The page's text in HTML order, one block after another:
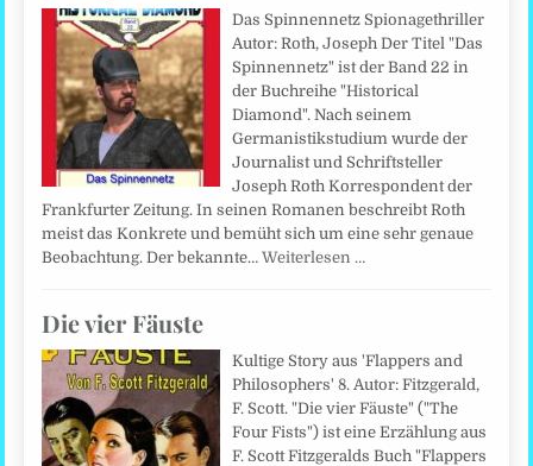
Das Spinnennetz Spionagethriller
Autor: Roth, Joseph Der Titel "Das
Spinnennetz" ist der Band 22 in
der Buchreihe "Historical
Diamond". Nach seinem
Germanistikstudium wurde der
Journalist und Schriftsteller
Joseph Roth Korrespondent der
Frankfurter Zeitung. In seinen Romanen beschreibt Roth
meist das Konkrete und bemüht sich um eine sehr genaue
Beobachtung. Der bekannte…Weiterlesen …
Die vier Fäuste
Kultige Story aus 'Flappers and
Philosophers' 8. Autor: Fitzgerald,
F. Scott. "Die vier Fäuste" ("The
Four Fists") ist eine Erzählung aus
F. Scott Fitzgeralds Buch "Flappers